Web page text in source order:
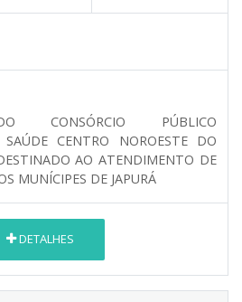
CONSÓRCIO PÚBLICO
CENTRO NOROESTE DO
AO ATENDIMENTO DE
MUNÍCIPES DE JAPURÁ
DETALHES